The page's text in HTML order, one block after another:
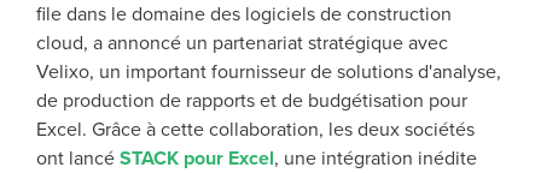
file dans le domaine des logiciels de construction
cloud, a annoncé un partenariat stratégique avec
Velixo, un important fournisseur de solutions d'analyse,
de production de rapports et de budgétisation pour
Excel. Grâce à cette collaboration, les deux sociétés
ont lancé STACK pour Excel, une intégration inédite